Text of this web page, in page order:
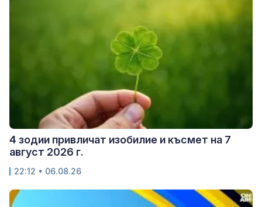
4 зодии привличат изобилие и късмет на 7
август 2026 г.
22:12 • 06.08.26